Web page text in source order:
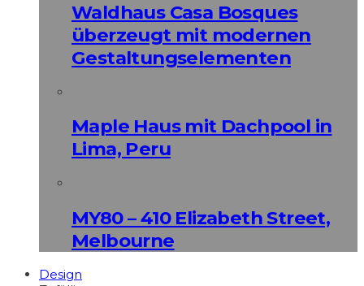
Waldhaus Casa Bosques
überzeugt mit modernen
Gestaltungselementen
Maple Haus mit Dachpool in
Lima, Peru
MY80 – 410 Elizabeth Street,
Melbourne
Design